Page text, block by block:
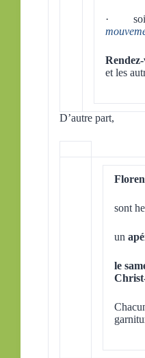
· soit
et les
D’autre part,
sont
un
le